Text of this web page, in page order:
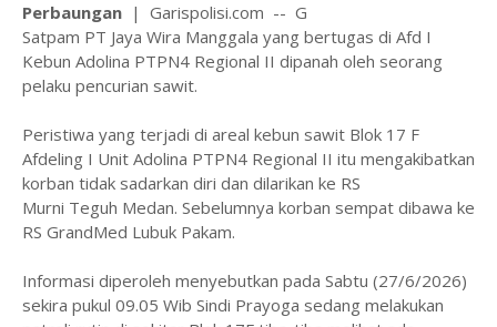
Perbaungan | Garispolisi.com -- G
Satpam PT Jaya Wira Manggala yang bertugas di Afd I
Kebun Adolina PTPN4 Regional II dipanah oleh seorang
pelaku pencurian sawit.
Peristiwa yang terjadi di areal kebun sawit Blok 17 F
Afdeling I Unit Adolina PTPN4 Regional II itu mengakibatkan
korban tidak sadarkan diri dan dilarikan ke RS
Murni Teguh Medan. Sebelumnya korban sempat dibawa ke
RS GrandMed Lubuk Pakam.
Informasi diperoleh menyebutkan pada Sabtu (27/6/2026)
sekira pukul 09.05 Wib Sindi Prayoga sedang melakukan